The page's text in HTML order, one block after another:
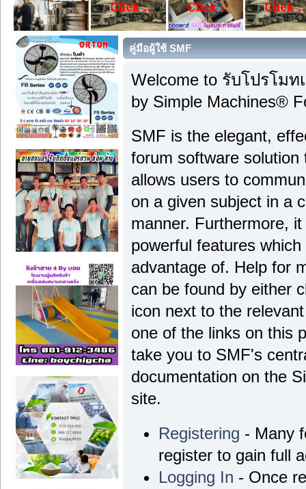
คู่มือผู้ใช้ SMF
Welcome to รับโปรโมท
by Simple Machines®
SMF is the elegant,
forum software
allows users to
on a given subject in a
manner. Furthermore,
powerful features
advantage of. Help for
can be found by either
icon next to the
one of the links on this
take you to SMF's
documentation on the
site.
Registering - Many
register to gain full
Logging In - Once